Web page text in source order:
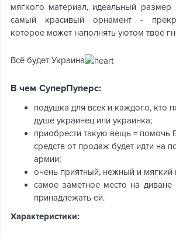
мягкого материал, идеальный
самый красивый орнамент -
которое может наполнять уютом твоё
Всё будет Украина
В чем СуперПуперс:
подушка для всех и каждого, кто
душе украинец или украинка;
приобрести такую вещь = помочь
средств от продаж будет идти на
армии;
очень приятный, нежный и мягкий
самое заметное место на диване
принадлежать ей.
Характеристики: